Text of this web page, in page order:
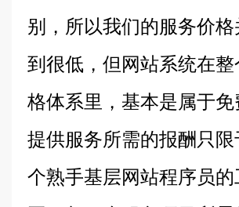
别，所以我们的服务价
到很低，但网站系统在整
格体系里，基本是属于免
提供服务所需的报酬只限
个熟手基层网站程序员的